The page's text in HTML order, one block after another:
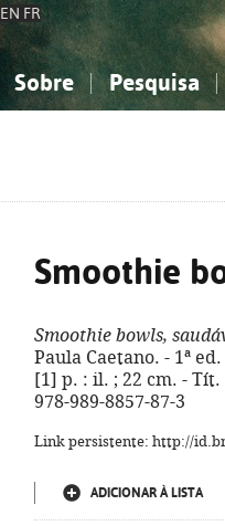
EN FR
Sobre Pesquisa
Smoothie
Smoothie bowls,
Paula Caetano. - 1ª
[1] p. : il. ; 22 cm. -
978-989-8857-87-3
Link persistente: http://
ADICIONAR À LISTA